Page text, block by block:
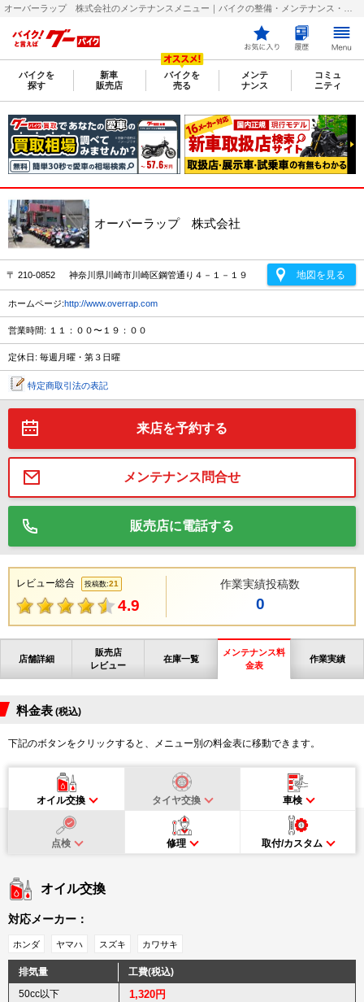
バイクを
探す
新車
販売店
バイクを
売る
メンテ
ナンス
コミュ
ニティ
オーバーラップ 株式会社
〒 210-0852 神奈川県川崎市川崎区鋼管通り４－１－１９ 地図を見る
ホームページ:http://www.overrap.com
営業時間: １１：００〜１９：００
定休日: 毎週月曜・第３日曜
特定商取引法の表記
来店を予約する
メンテナンス問合せ
販売店に電話する
レビュー総合 投稿数:21
4.9
作業実績投稿数
0
店舗詳細
販売店
レビュー
在庫一覧
メンテナンス料
金表
作業実績
料金表 (税込)
下記のボタンをクリックすると、メニュー別の料金表に移動できます。
オイル交換 タイヤ交換 車検
点検 修理 取付/カスタム
オイル交換
対応メーカー：
ホンダ ヤマハ スズキ カワサキ
排気量
工費(税込)
50cc以下
1,320円